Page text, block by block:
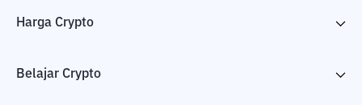
Harga Crypto
Belajar Crypto